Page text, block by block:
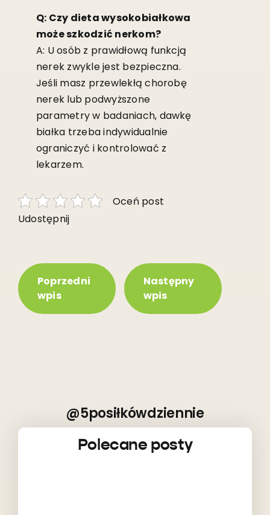
@5posiłkówdziennie
Polecane posty
Q: Czy dieta wysokobiałkowa
może szkodzić nerkom?
A: U osób z prawidłową funkcją
nerek zwykle jest bezpieczna.
Jeśli masz przewlekłą chorobę
nerek lub podwyższone
parametry w badaniach, dawkę
białka trzeba indywidualnie
ograniczyć i kontrolować z
lekarzem.
Oceń post
Udostępnij
Poprzedni
wpis
Następny
wpis